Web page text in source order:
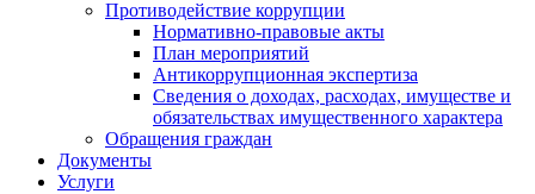
Противодействие коррупции
Нормативно-правовые акты
План мероприятий
Антикоррупционная экспертиза
Сведения о доходах, расходах, имуществе и
обязательствах имущественного характера
Обращения граждан
Документы
Услуги